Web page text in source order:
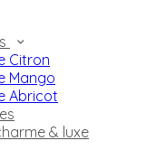
Citron
Mango
Abricot
& luxe